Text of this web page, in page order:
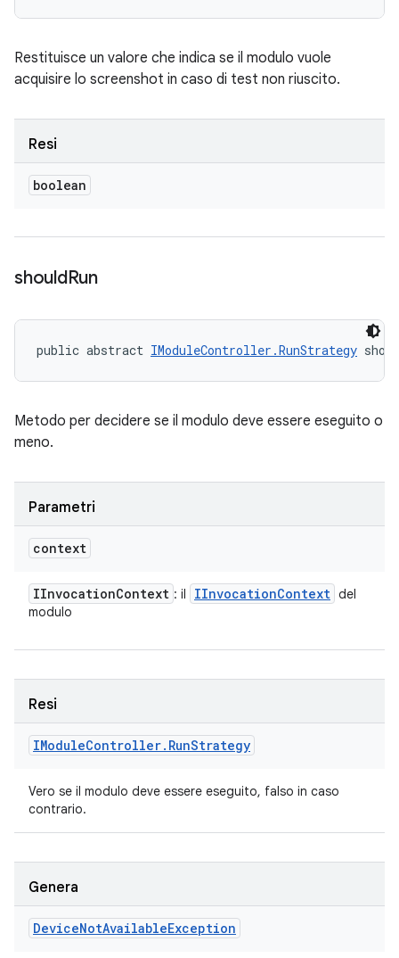
Restituisce un valore che indica se il modulo vuole
acquisire lo screenshot in caso di test non riuscito.
Resi
boolean
shouldRun
public abstract IModuleController.RunStrategy
Metodo per decidere se il modulo deve essere eseguito o
meno.
Parametri
context
IInvocationContext : il IInvocationContext del
modulo
Resi
IModuleController. RunStrategy
Vero se il modulo deve essere eseguito, falso in caso
contrario.
Genera
DeviceNotAvailableException